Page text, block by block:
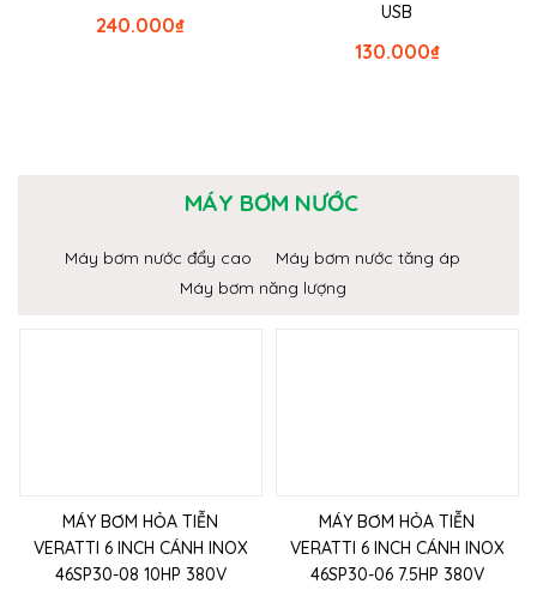
₫
240.000
USB
₫
130.000
MÁY BƠM NƯỚC
Máy bơm nước đẩy cao
Máy bơm nước tăng áp
Máy bơm năng lượng
MÁY BƠM HỎA TIỄN
VERATTI 6 INCH CÁNH INOX
46SP30-08 10HP 380V
MÁY BƠM HỎA TIỄN
VERATTI 6 INCH CÁNH INOX
46SP30-06 7.5HP 380V